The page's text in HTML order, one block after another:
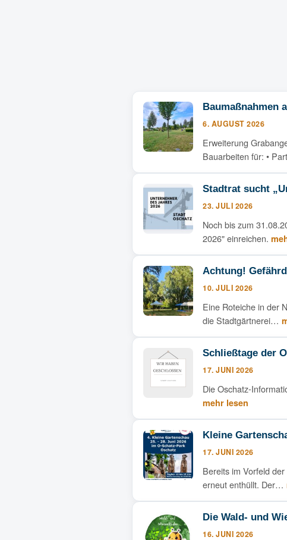
Baumaßnahmen
6. AUGUST 2026
Erweiterung
Bauarbeiten für: •
Stadtrat sucht
23. JULI 2026
Noch bis zum
2026" einreichen.
Achtung!
10. JULI 2026
Eine Roteiche in der
die Stadtgärtnerei…
Schließtage der
17. JUNI 2026
Die Oschatz-
mehr lesen
Kleine
17. JUNI 2026
Bereits im Vorfeld
erneut enthüllt. Der…
Die Wald- und
16. JUNI 2026